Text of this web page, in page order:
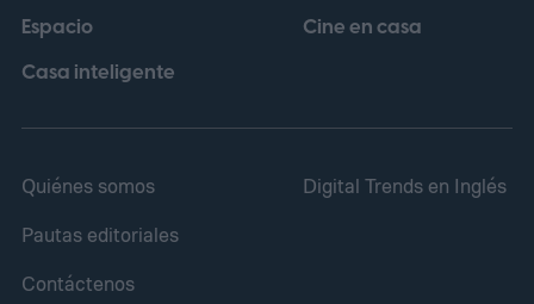
popularidad refleja. Esa es precisamente la
lógica de esta selección: cinco móviles
recibiendo.
Espacio
Casa inteligente
Cine en casa
Quiénes somos
Pautas editoriales
Contáctenos
Digital Trends en Inglés